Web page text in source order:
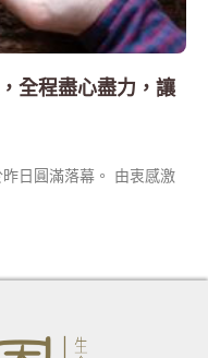
全程盡心盡力，讓
日圓滿落幕。 由衷感激